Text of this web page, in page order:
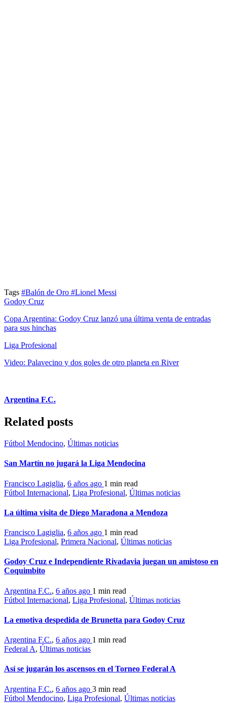
Tags #Balón de Oro #Lionel Messi
Godoy Cruz
Copa Argentina: Godoy Cruz lanzó una última venta de entradas
para sus hinchas
Liga Profesional
Video: Palavecino y dos goles de otro planeta en River
Argentina F.C.
Related posts
Fútbol Mendocino, Últimas noticias
San Martín no jugará la Liga Mendocina
Francisco Lagiglia, 6 años ago 1 min read
Fútbol Internacional, Liga Profesional, Últimas noticias
La última visita de Diego Maradona a Mendoza
Francisco Lagiglia, 6 años ago 1 min read
Liga Profesional, Primera Nacional, Últimas noticias
Godoy Cruz e Independiente Rivadavia juegan un amistoso en
Coquimbito
Argentina F.C., 6 años ago 1 min read
Fútbol Internacional, Liga Profesional, Últimas noticias
La emotiva despedida de Brunetta para Godoy Cruz
Argentina F.C., 6 años ago 1 min read
Federal A, Últimas noticias
Así se jugarán los ascensos en el Torneo Federal A
Argentina F.C., 6 años ago 3 min read
Fútbol Mendocino, Liga Profesional, Últimas noticias